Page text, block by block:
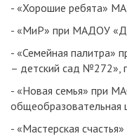
- «Хорошие ребята»
- «МиР» при МАДОУ
- «Семейная палитра»
– детский сад №272»,
- «Новая семья» при
общеобразовательная
- «Мастерская